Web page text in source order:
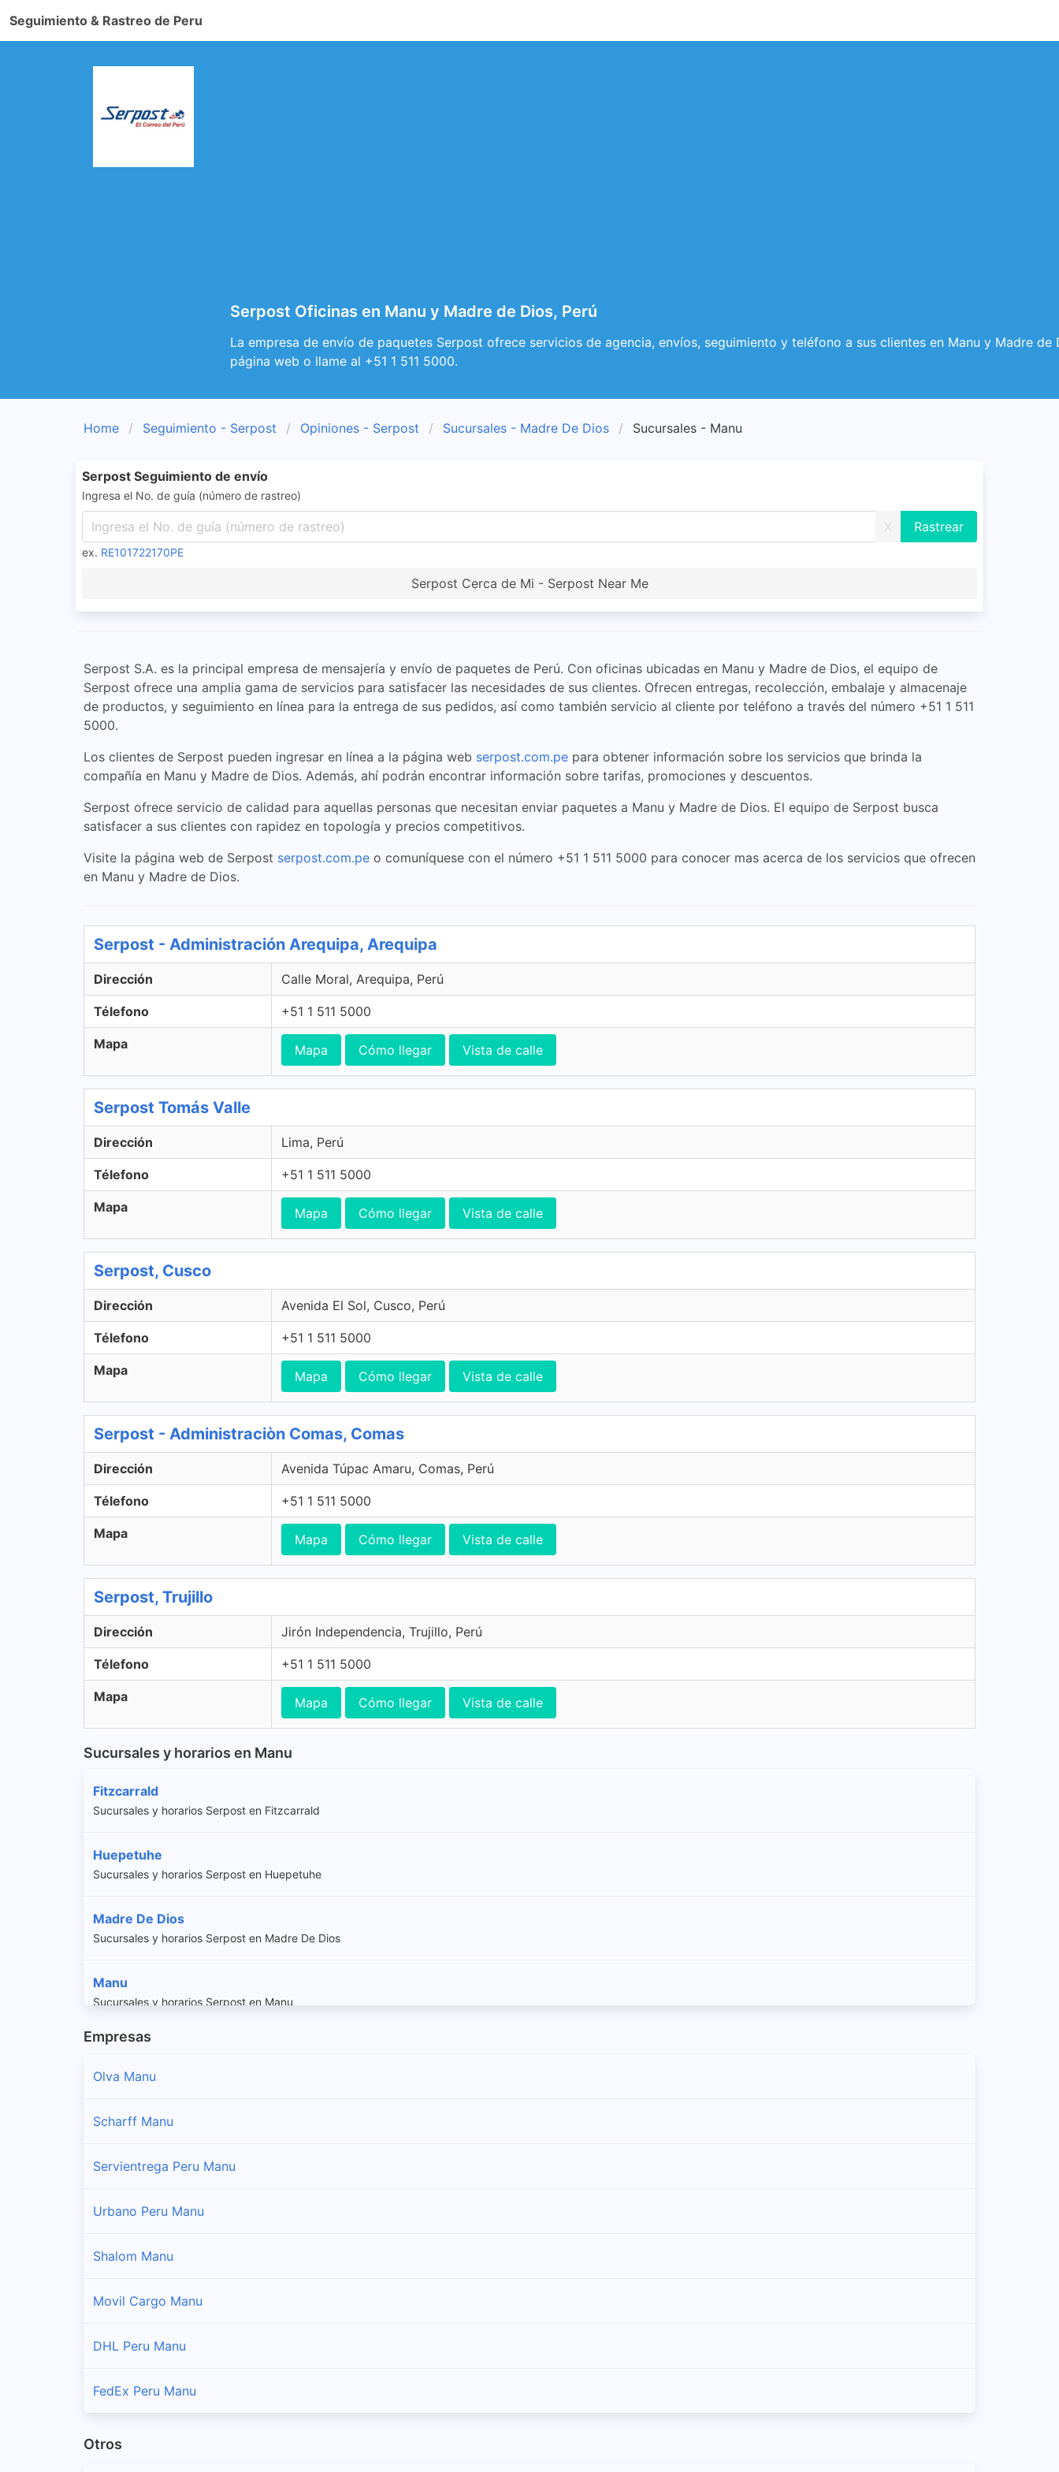
Seguimiento & Rastreo de Peru
Serpost Oficinas en Manu y Madre de Dios, Perú
La empresa de envío de paquetes Serpost ofrece servicios de agencia, envíos, seguimiento y teléfono a sus clientes en Manu y Madre de
página web o llame al +51 1 511 5000.
Home Seguimiento - Serpost Opiniones - Serpost Sucursales - Madre De Dios Sucursales - Manu
Serpost Seguimiento de envío
Ingresa el No. de guía (número de rastreo)
X
ex. RE101722170PE
Serpost Cerca de Mi - Serpost Near Me
Serpost S.A. es la principal empresa de mensajería y envío de paquetes de Perú. Con oficinas ubicadas en Manu y Madre de Dios, el equipo de
Serpost ofrece una amplia gama de servicios para satisfacer las necesidades de sus clientes. Ofrecen entregas, recolección, embalaje y almacenaje
de productos, y seguimiento en línea para la entrega de sus pedidos, así como también servicio al cliente por teléfono a través del número +51 1 511
5000.
Los clientes de Serpost pueden ingresar en línea a la página web serpost.com.pe para obtener información sobre los servicios que brinda la
compañía en Manu y Madre de Dios. Además, ahí podrán encontrar información sobre tarifas, promociones y descuentos.
Serpost ofrece servicio de calidad para aquellas personas que necesitan enviar paquetes a Manu y Madre de Dios. El equipo de Serpost busca
satisfacer a sus clientes con rapidez en topología y precios competitivos.
Visite la página web de Serpost serpost.com.pe o comuníquese con el número +51 1 511 5000 para conocer mas acerca de los servicios que ofrecen
en Manu y Madre de Dios.
Serpost - Administración Arequipa, Arequipa
Dirección Calle Moral, Arequipa, Perú
Télefono +51 1 511 5000
Mapa Mapa Cómo llegar Vista de calle
Serpost Tomás Valle
Dirección Lima, Perú
Télefono +51 1 511 5000
Mapa Mapa Cómo llegar Vista de calle
Serpost, Cusco
Dirección Avenida El Sol, Cusco, Perú
Télefono +51 1 511 5000
Mapa Mapa Cómo llegar Vista de calle
Serpost - Administraciòn Comas, Comas
Dirección Avenida Túpac Amaru, Comas, Perú
Télefono +51 1 511 5000
Mapa Mapa Cómo llegar Vista de calle
Serpost, Trujillo
Dirección Jirón Independencia, Trujillo, Perú
Télefono +51 1 511 5000
Mapa Mapa Cómo llegar Vista de calle
Sucursales y horarios en Manu
Fitzcarrald
Sucursales y horarios Serpost en Fitzcarrald
Huepetuhe
Sucursales y horarios Serpost en Huepetuhe
Madre De Dios
Sucursales y horarios Serpost en Madre De Dios
Manu
Sucursales y horarios Serpost en Manu
Empresas
Olva Manu
Scharff Manu
Servientrega Peru Manu
Urbano Peru Manu
Shalom Manu
Movil Cargo Manu
DHL Peru Manu
FedEx Peru Manu
Otros